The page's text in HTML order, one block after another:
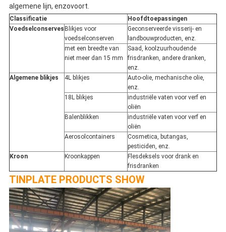
algemene lijn, enzovoort.
Classificatie
Hoofdtoepassingen
Voedselconserves Blikjes voor
voedselconserven
Geconserveerde visserij- en
landbouwproducten, enz.
met een breedte van
niet meer dan 15 mm
Saad, koolzuurhoudende
frisdranken, andere dranken,
enz.
Algemene blikjes
4L blikjes
Auto-olie, mechanische olie,
enz.
18L blikjes
industriële vaten voor verf en
oliën
Balenblikken
industriële vaten voor verf en
oliën
Aerosolcontainers
Cosmetica, butangas,
pesticiden, enz.
Kroon
Kroonkappen
Flesdeksels voor drank en
frisdranken
TINPLATE PRODUCTS SHOW